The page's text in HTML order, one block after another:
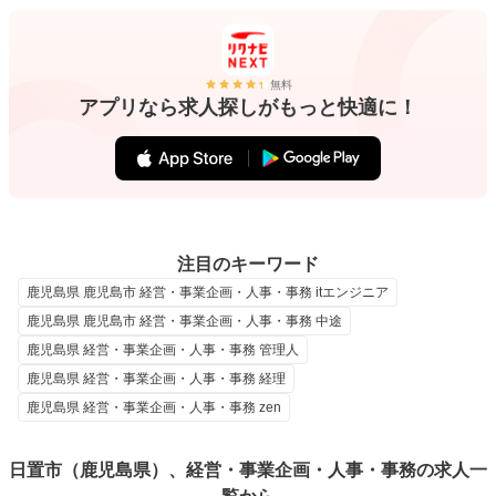
無料
アプリなら求人探しがもっと快適に！
注目のキーワード
鹿児島県 鹿児島市 経営・事業企画・人事・事務 itエンジニア
鹿児島県 鹿児島市 経営・事業企画・人事・事務 中途
鹿児島県 経営・事業企画・人事・事務 管理人
鹿児島県 経営・事業企画・人事・事務 経理
鹿児島県 経営・事業企画・人事・事務 zen
日置市（鹿児島県）、経営・事業企画・人事・事務の求人一